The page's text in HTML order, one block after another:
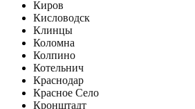
Киров
Кисловодск
Клинцы
Коломна
Колпино
Котельнич
Краснодар
Красное Село
Кронштадт